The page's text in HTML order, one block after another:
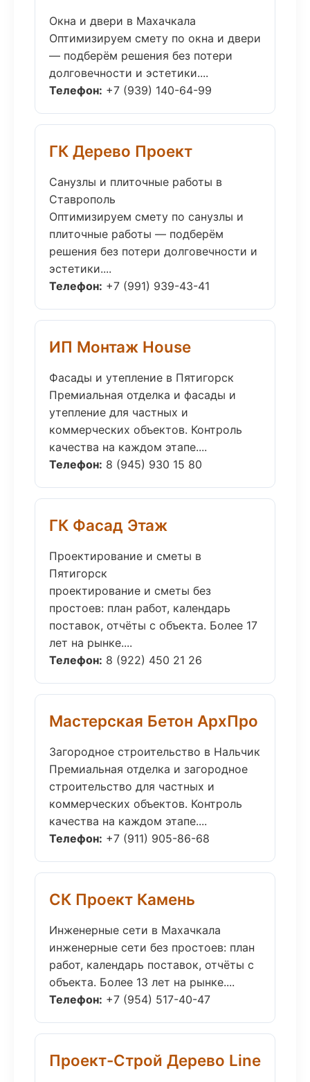
Окна и двери в Махачкала
Оптимизируем смету по окна и двери
— подберём решения без потери
долговечности и эстетики....
Телефон: +7 (939) 140-64-99
ГК Дерево Проект
Санузлы и плиточные работы в
Ставрополь
Оптимизируем смету по санузлы и
плиточные работы — подберём
решения без потери долговечности и
эстетики....
Телефон: +7 (991) 939-43-41
ИП Монтаж House
Фасады и утепление в Пятигорск
Премиальная отделка и фасады и
утепление для частных и
коммерческих объектов. Контроль
качества на каждом этапе....
Телефон: 8 (945) 930 15 80
ГК Фасад Этаж
Проектирование и сметы в
Пятигорск
проектирование и сметы без
простоев: план работ, календарь
поставок, отчёты с объекта. Более 17
лет на рынке....
Телефон: 8 (922) 450 21 26
Мастерская Бетон АрхПро
Загородное строительство в Нальчик
Премиальная отделка и загородное
строительство для частных и
коммерческих объектов. Контроль
качества на каждом этапе....
Телефон: +7 (911) 905-86-68
СК Проект Камень
Инженерные сети в Махачкала
инженерные сети без простоев: план
работ, календарь поставок, отчёты с
объекта. Более 13 лет на рынке....
Телефон: +7 (954) 517-40-47
Проект-Строй Дерево Line